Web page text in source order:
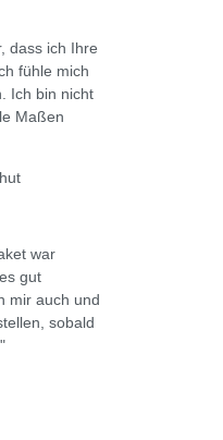
dass ich Ihre
fühle mich
Ich bin nicht
Maßen
war
gut
mir auch und
sobald